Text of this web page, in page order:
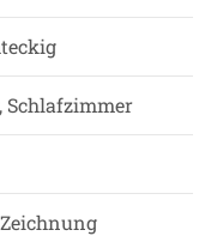
Schlafzimmer